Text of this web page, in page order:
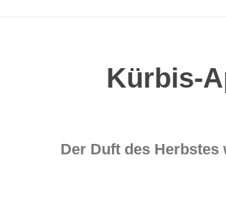
Kürbis-
Der Duft des